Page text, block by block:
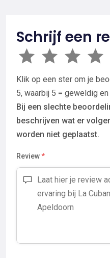
Schrijf een
Klik op een ster om je
5, waarbij 5 = geweldig
Bij een slechte
beschrijven wat er
worden niet geplaatst.
Review*